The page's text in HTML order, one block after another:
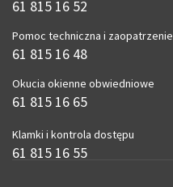
61 815 16 52
Pomoc techniczna i zaopatrzenie
61 815 16 48
Okucia okienne obwiedniowe
61 815 16 65
Klamki i kontrola dostępu
61 815 16 55